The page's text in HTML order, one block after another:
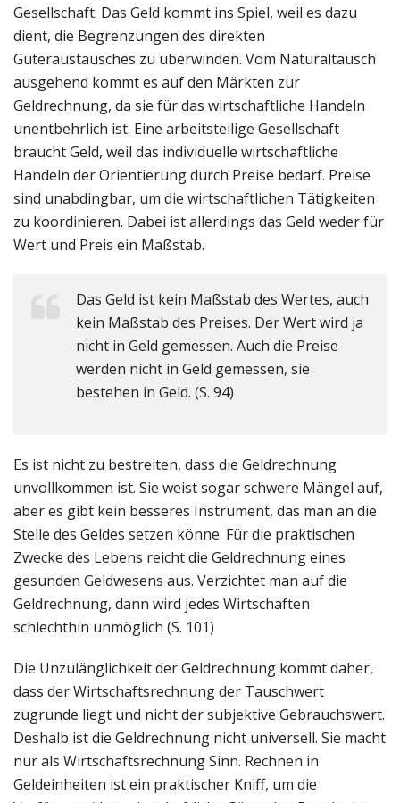
Gesellschaft. Das Geld kommt ins Spiel, weil es dazu
dient, die Begrenzungen des direkten
Güteraustausches zu überwinden. Vom Naturaltausch
ausgehend kommt es auf den Märkten zur
Geldrechnung, da sie für das wirtschaftliche Handeln
unentbehrlich ist. Eine arbeitsteilige Gesellschaft
braucht Geld, weil das individuelle wirtschaftliche
Handeln der Orientierung durch Preise bedarf. Preise
sind unabdingbar, um die wirtschaftlichen Tätigkeiten
zu koordinieren. Dabei ist allerdings das Geld weder für
Wert und Preis ein Maßstab.
Das Geld ist kein Maßstab des Wertes, auch
kein Maßstab des Preises. Der Wert wird ja
nicht in Geld gemessen. Auch die Preise
werden nicht in Geld gemessen, sie
bestehen in Geld. (S. 94)
Es ist nicht zu bestreiten, dass die Geldrechnung
unvollkommen ist. Sie weist sogar schwere Mängel auf,
aber es gibt kein besseres Instrument, das man an die
Stelle des Geldes setzen könne. Für die praktischen
Zwecke des Lebens reicht die Geldrechnung eines
gesunden Geldwesens aus. Verzichtet man auf die
Geldrechnung, dann wird jedes Wirtschaften
schlechthin unmöglich (S. 101)
Die Unzulänglichkeit der Geldrechnung kommt daher,
dass der Wirtschaftsrechnung der Tauschwert
zugrunde liegt und nicht der subjektive Gebrauchswert.
Deshalb ist die Geldrechnung nicht universell. Sie macht
nur als Wirtschaftsrechnung Sinn. Rechnen in
Geldeinheiten ist ein praktischer Kniff, um die